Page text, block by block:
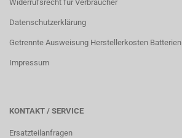
Widerrufsrecht für Verbraucher
Datenschutzerklärung
Getrennte Ausweisung Herstellerkosten Batterien
Impressum
KONTAKT / SERVICE
Ersatzteilanfragen